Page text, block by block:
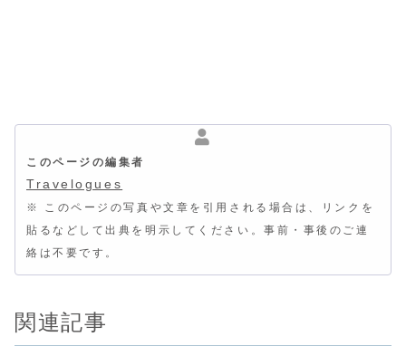
このページの編集者
Travelogues
※ このページの写真や文章を引用される場合は、リンクを
貼るなどして出典を明示してください。事前・事後のご連
絡は不要です。
関連記事